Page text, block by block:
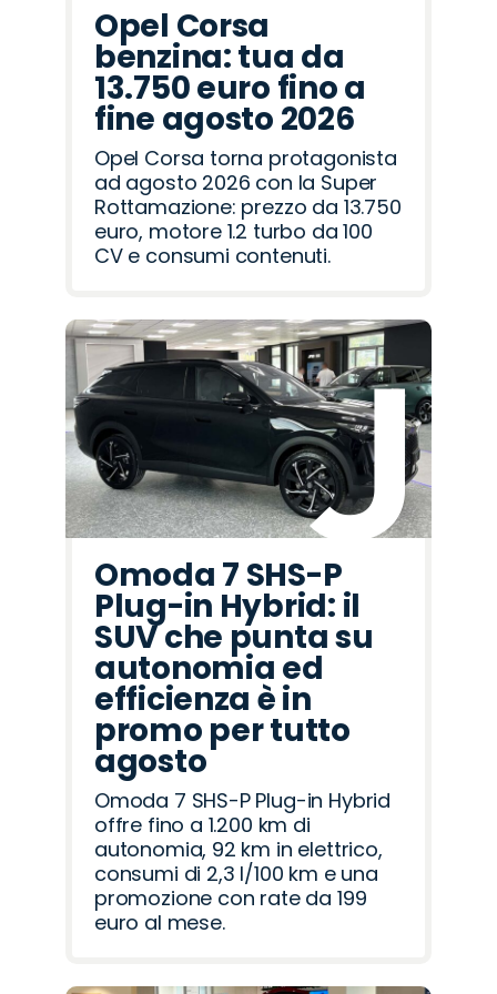
Opel Corsa
benzina: tua da
13.750 euro fino a
fine agosto 2026
Opel Corsa torna protagonista
ad agosto 2026 con la Super
Rottamazione: prezzo da 13.750
euro, motore 1.2 turbo da 100
CV e consumi contenuti.
Omoda 7 SHS-P
Plug-in Hybrid: il
SUV che punta su
autonomia ed
efficienza è in
promo per tutto
agosto
Omoda 7 SHS-P Plug-in Hybrid
offre fino a 1.200 km di
autonomia, 92 km in elettrico,
consumi di 2,3 l/100 km e una
promozione con rate da 199
euro al mese.